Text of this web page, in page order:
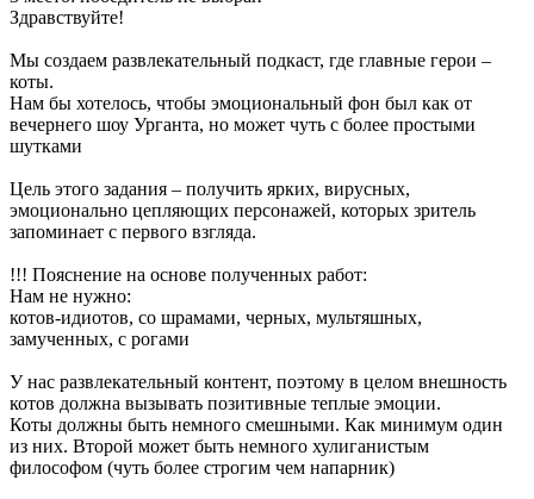
Здравствуйте!
Мы создаем развлекательный подкаст, где главные герои –
коты.
Нам бы хотелось, чтобы эмоциональный фон был как от
вечернего шоу Урганта, но может чуть с более простыми
шутками
Цель этого задания – получить ярких, вирусных,
эмоционально цепляющих персонажей, которых зритель
запоминает с первого взгляда.
!!! Пояснение на основе полученных работ:
Нам не нужно:
котов-идиотов, со шрамами, черных, мультяшных,
замученных, с рогами
У нас развлекательный контент, поэтому в целом внешность
котов должна вызывать позитивные теплые эмоции.
Коты должны быть немного смешными. Как минимум один
из них. Второй может быть немного хулиганистым
философом (чуть более строгим чем напарник)